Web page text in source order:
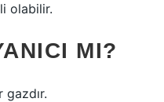
olabilir.
MI?
gazdır.